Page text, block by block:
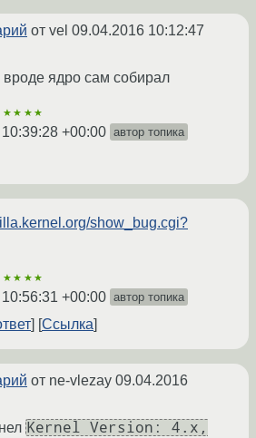
от vel 09.04.2016 10:12:47
ядро сам собирал
+00:00 автор топика
show_bug.cgi?
+00:00 автор топика
Ссылка
от ne-vlezay 09.04.2016
Kernel Version: 4.x,